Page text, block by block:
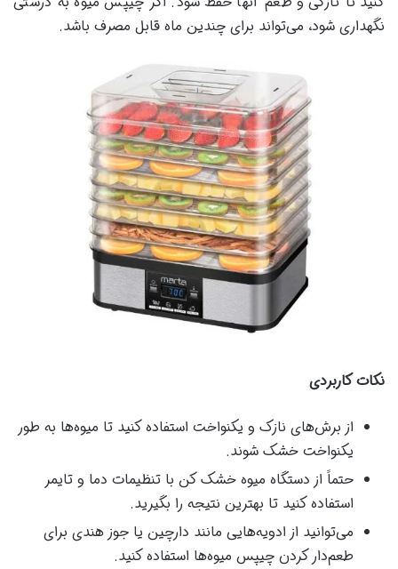
نگهداری شود، می‌تواند برای چندین ماه قابل مصرف باشد.
نکات کاربردی
از برش‌های نازک و یکنواخت استفاده کنید تا میوه‌ها به طور
یکنواخت خشک شوند.
حتماً از دستگاه میوه خشک کن با تنظیمات دما و تایمر
استفاده کنید تا بهترین نتیجه را بگیرید.
می‌توانید از ادویه‌هایی مانند دارچین یا جوز هندی برای
طعم‌دار کردن چیپس میوه‌ها استفاده کنید.